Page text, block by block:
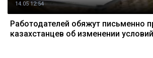
14.05 12:54
Работодателей обяжут письменно
казахстанцев об изменении